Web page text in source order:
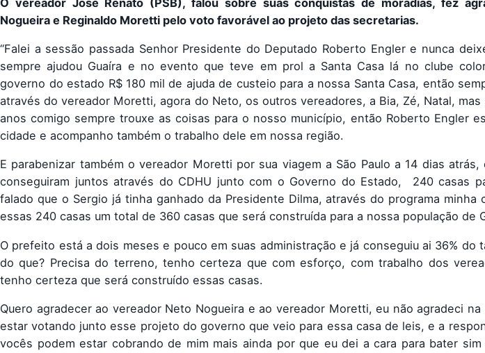
Nogueira e Reginaldo Moretti pelo voto favorável ao projeto das secretarias.
“Falei a sessão passada Senhor Presidente do Deputado Roberto Engler e nunca
sempre ajudou Guaíra e no evento que teve em prol a Santa Casa lá no clube
governo do estado R$ 180 mil de ajuda de custeio para a nossa Santa Casa, então
através do vereador Moretti, agora do Neto, os outros vereadores, a Bia, Zé, Natal,
anos comigo sempre trouxe as coisas para o nosso município, então Roberto Engler
cidade e acompanho também o trabalho dele em nossa região.
E parabenizar também o vereador Moretti por sua viagem a São Paulo a 14 dias
conseguiram juntos através do CDHU junto com o Governo do Estado, 240 casas
falado que o Sergio já tinha ganhado da Presidente Dilma, através do programa minha
essas 240 casas um total de 360 casas que será construída para a nossa população de
O prefeito está a dois meses e pouco em suas administração e já conseguiu ai 36% do
do que? Precisa do terreno, tenho certeza que com esforço, com trabalho dos
tenho certeza que será construído essas casas.
Quero agradecer ao vereador Neto Nogueira e ao vereador Moretti, eu não agradeci
estar votando junto esse projeto do governo que veio para essa casa de leis, e a
vocês podem estar cobrando de mim mais ainda por que eu dei a cara para bater